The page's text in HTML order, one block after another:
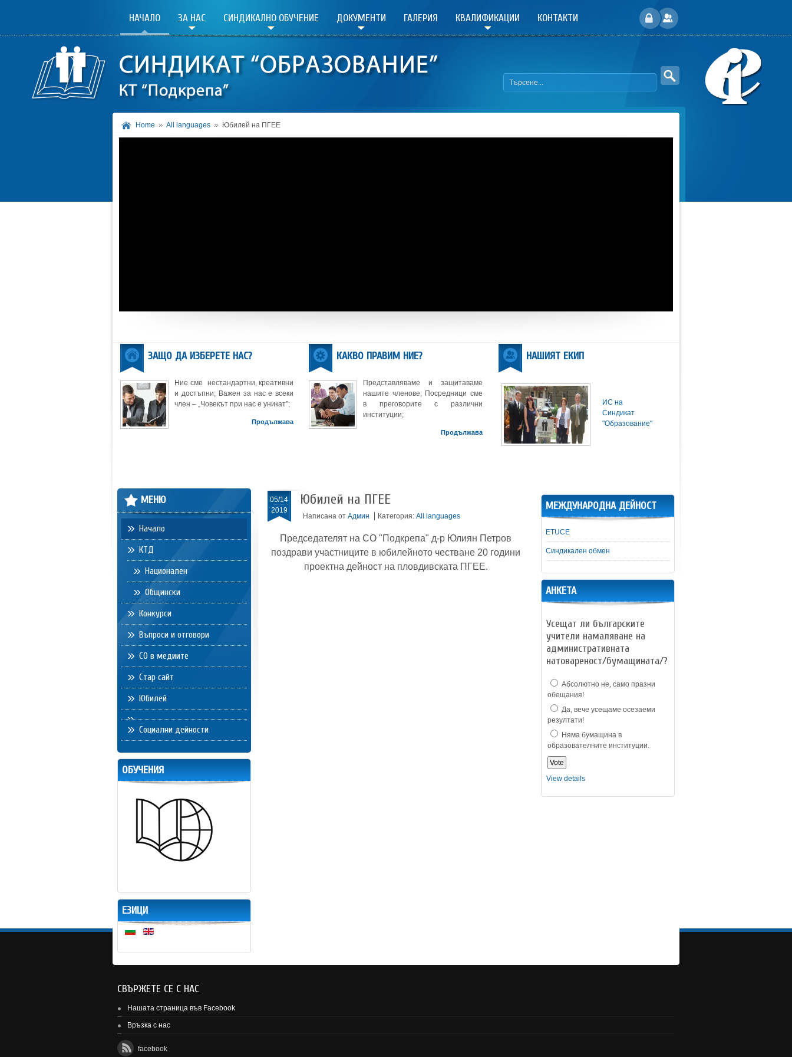
НАЧАЛО ЗА НАС СИНДИКАЛНО ОБУЧЕНИЕ ДОКУМЕНТИ ГАЛЕРИЯ КВАЛИФИКАЦИИ КОНТАКТИ
Home All languages Юбилей на ПГЕЕ
ЗАЩО ДА ИЗБЕРЕТЕ НАС?
Ние сме нестандартни, креативни
и достъпни; Важен за нас е всеки
член – „Човекът при нас е уникат”;
Продължава
КАКВО ПРАВИМ НИЕ?
Представляваме и защитаваме
нашите членове; Посредници сме
в преговорите с различни
институции;
Продължава
НАШИЯТ ЕКИП
ИС на
Синдикат
"Образование"
05/14
2019
Юбилей на ПГЕЕ
Написана от Админ Категория: All languages
Председателят на СО "Подкрепа" д-р Юлиян Петров
поздрави участниците в юбилейното честване 20 години
проектна дейност на пловдивската ПГЕЕ.
МЕЖДУНАРОДНА ДЕЙНОСТ
ETUCE
Синдикален обмен
АНКЕТА
Усещат ли българските
учители намаляване на
административната
натовареност/бумащината/?
Абсолютно не, само празни
обещания!
Да, вече усещаме осезаеми
резултати!
Няма бумащина в
образователните институции.
View details
МЕНЮ
Начало
КТД
Национален
Общински
Конкурси
Въпроси и отговори
СО в медиите
Стар сайт
Юбилей
Социални дейности
ОБУЧЕНИЯ
ЕЗИЦИ
СВЪРЖЕТЕ СЕ С НАС
Нашата страница във Facebook
Връзка с нас
facebook